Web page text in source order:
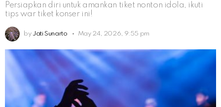
Persiapkan diri untuk amankan tiket nonton idola, ikuti
tips war tiket konser ini!
by Jati Sunarto May 24, 2026, 9:55 pm